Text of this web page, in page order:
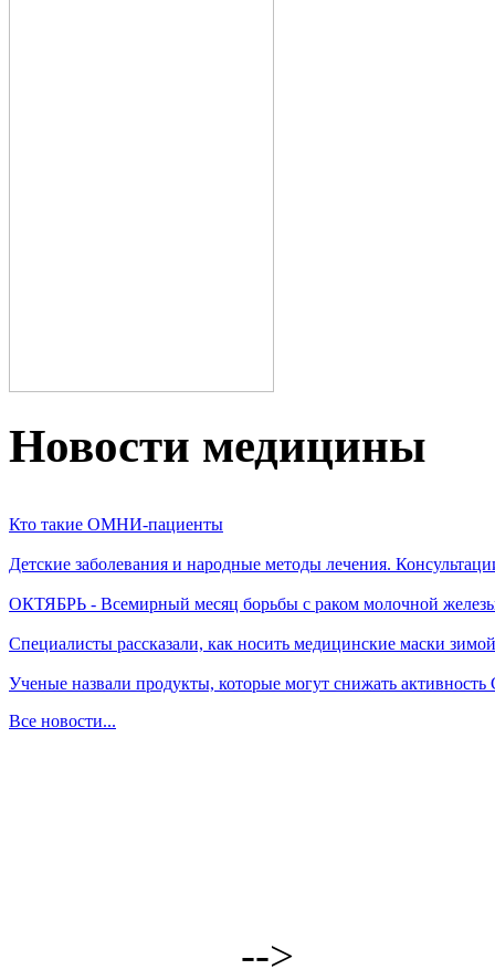
Новости медицины
Кто такие ОМНИ-пациенты
Детские заболевания и народные методы лечения.
ОКТЯБРЬ - Всемирный месяц борьбы с раком молочной
Специалисты рассказали, как носить медицинские маски зимой
Ученые назвали продукты, которые могут снижать
Все новости...
-->